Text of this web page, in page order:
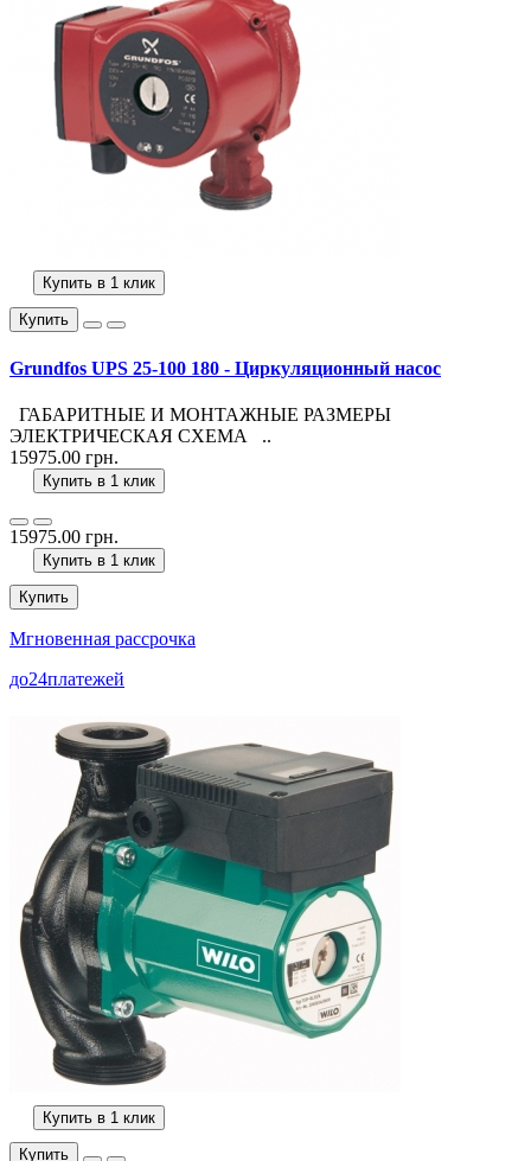
Купить в 1 клик
Купить
Grundfos UPS 25-100 180 - Циркуляционный насос
ГАБАРИТНЫЕ И МОНТАЖНЫЕ РАЗМЕРЫ
ЭЛЕКТРИЧЕСКАЯ СХЕМА ..
15975.00 грн.
Купить в 1 клик
15975.00 грн.
Купить в 1 клик
Купить
Мгновенная рассрочка
до24платежей
Купить в 1 клик
Купить